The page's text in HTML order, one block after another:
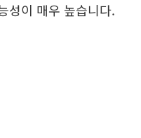
성이 매우 높습니다.